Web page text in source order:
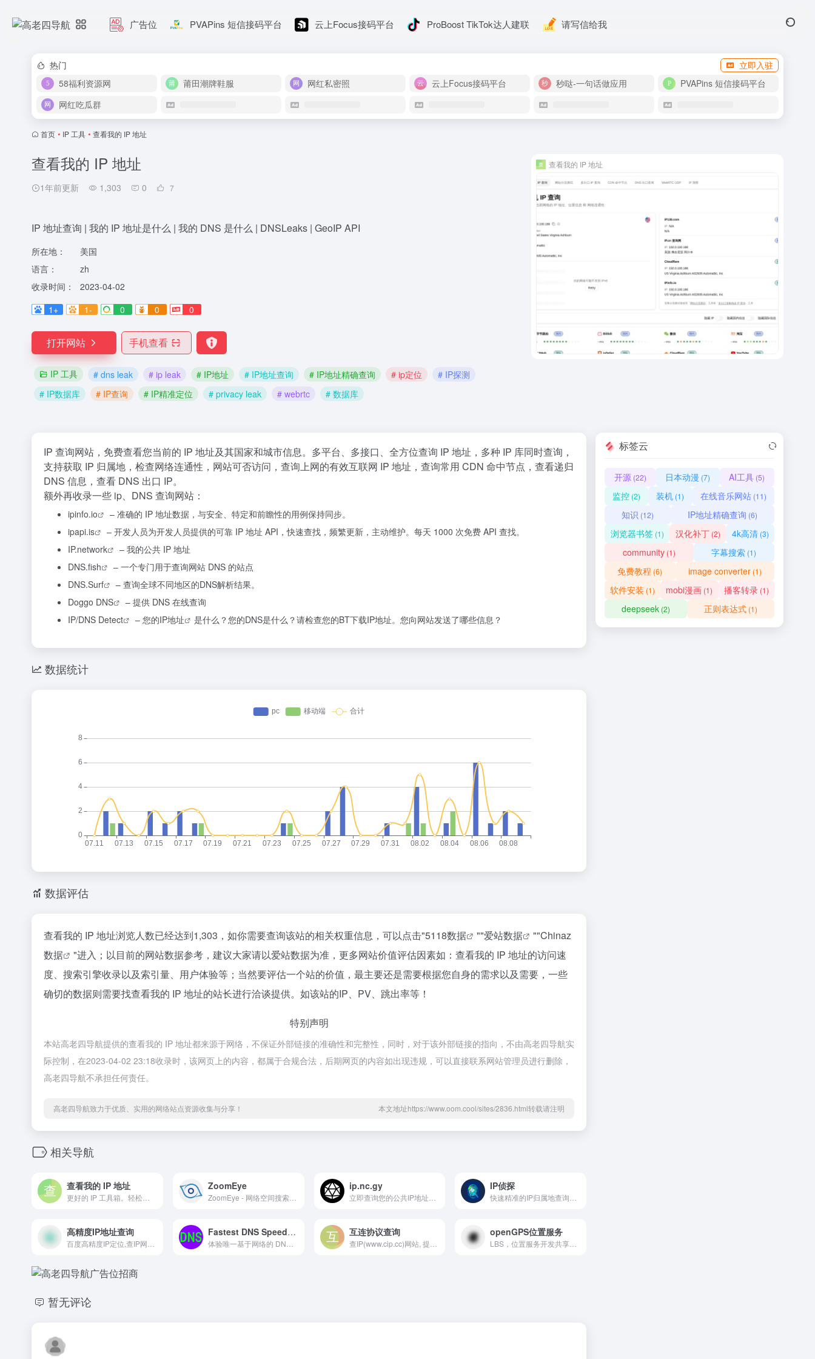
广告位 PVAPins 短信接码平台 云上Focus接码平台 ProBoost TikTok达人建联 请写信给我
热门
立即入驻
58福利资源网
莆田潮牌鞋服 网红私密照 云上Focus接码平台 秒哒-一句话做应用
PVAPins 短信接码平台
网红吃瓜群
首页 • IP 工具 • 查看我的 IP 地址
查看我的 IP 地址
1年前更新 1,303 0 7
IP 地址查询 | 我的 IP 地址是什么 | 我的 DNS 是什么 | DNSLeaks | GeoIP API
所在地：
美国
语言：
zh
收录时间：
2023-04-02
1+
1- 0 0 0
打开网站 手机查看
IP 工具 # dns leak # ip leak # IP地址 # IP地址查询 # IP地址精确查询 # ip定位
# IP探测
# IP数据库
# IP查询 # IP精准定位 # privacy leak # webrtc # 数据库
查看我的 IP 地址
IP 查询网站，免费查看您当前的 IP 地址及其国家和城市信息。多平台、多接口、全方位查询 IP 地址，多种 IP 库同时查询，
支持获取 IP 归属地，检查网络连通性，网站可否访问，查询上网的有效互联网 IP 地址，查询常用 CDN 命中节点，查看递归
DNS 信息，查看 DNS 出口 IP。
额外再收录一些 ip、DNS 查询网站：
ipinfo.io
– 准确的 IP 地址数据，与安全、特定和前瞻性的用例保持同步。
ipapi.is
– 开发人员为开发人员提供的可靠 IP 地址 API，快速查找，频繁更新，主动维护。每天 1000 次免费 API 查找。
IP.network
– 我的公共 IP 地址
DNS.fish
– 一个专门用于查询网站 DNS 的站点
DNS.Surf
– 查询全球不同地区的DNS解析结果。
Doggo DNS
– 提供 DNS 在线查询
IP/DNS Detect
– 您的IP地址 是什么？您的DNS是什么？请检查您的BT下载IP地址。您向网站发送了哪些信息？
数据统计
数据评估
查看我的 IP 地址浏览人数已经达到1,303，如你需要查询该站的相关权重信息，可以点击"5118数据 ""爱站数据 ""Chinaz
数据
"进入；以目前的网站数据参考，建议大家请以爱站数据为准，更多网站价值评估因素如：查看我的 IP 地址的访问速
度、搜索引擎收录以及索引量、用户体验等；当然要评估一个站的价值，最主要还是需要根据您自身的需求以及需要，一些
确切的数据则需要找查看我的 IP 地址的站长进行洽谈提供。如该站的IP、PV、跳出率等！
特别声明
本站高老四导航提供的查看我的 IP 地址都来源于网络，不保证外部链接的准确性和完整性，同时，对于该外部链接的指向，不由高老四导航实
际控制，在2023-04-02 23:18收录时，该网页上的内容，都属于合规合法，后期网页的内容如出现违规，可以直接联系网站管理员进行删除，
高老四导航不承担任何责任。
高老四导航致力于优质、实用的网络站点资源收集与分享！ 本文地址https://www.oom.cool/sites/2836.html转载请注明
相关导航
查看我的 IP 地址 ZoomEye
ZoomEye - 网络空间搜索引擎
ip.nc.gy IP侦探
高精度IP地址查询 Fastest DNS Speed Test 互连协议查询 openGPS位置服务
暂无评论
标签云
开源(22) 日本动漫 (7) AI工具 (5)
监控 (2) 装机 (1) 在线音乐网站(11)
知识 (12) IP地址精确查询 (6)
浏览器书签(1) 汉化补丁(2) 4k高清(3)
community(1) 字幕搜索 (1)
免费教程 (6) image converter(1)
软件安装 (1) mobi漫画 (1) 播客转录(1)
deepseek (2) 正则表达式 (1)